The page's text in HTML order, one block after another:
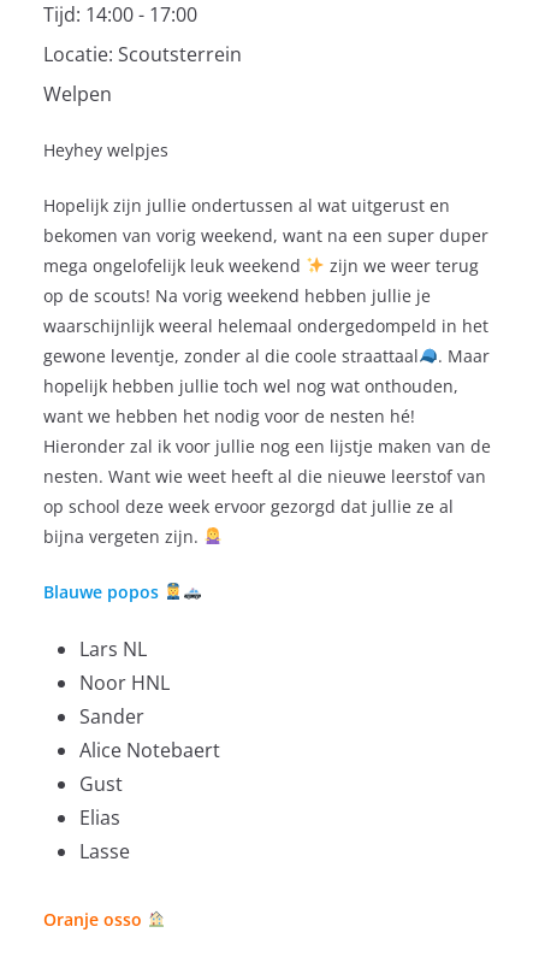
Tijd: 14:00 - 17:00
Locatie: Scoutsterrein
Welpen
Heyhey welpjes
Hopelijk zijn jullie ondertussen al wat uitgerust en
bekomen van vorig weekend, want na een super duper
mega ongelofelijk leuk weekend
zijn we weer terug
op de scouts! Na vorig weekend hebben jullie je
waarschijnlijk weeral helemaal ondergedompeld in het
gewone leventje, zonder al die coole straattaal
. Maar
hopelijk hebben jullie toch wel nog wat onthouden,
want we hebben het nodig voor de nesten hé!
Hieronder zal ik voor jullie nog een lijstje maken van de
nesten. Want wie weet heeft al die nieuwe leerstof van
op school deze week ervoor gezorgd dat jullie ze al
bijna vergeten zijn.
Blauwe popos
Lars NL
Noor HNL
Sander
Alice Notebaert
Gust
Elias
Lasse
Oranje osso